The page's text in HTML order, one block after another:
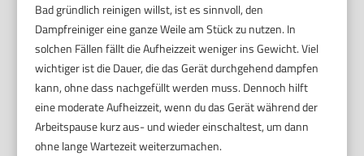
Bad gründlich reinigen willst, ist es sinnvoll, den
Dampfreiniger eine ganze Weile am Stück zu nutzen. In
solchen Fällen fällt die Aufheizzeit weniger ins Gewicht. Viel
wichtiger ist die Dauer, die das Gerät durchgehend dampfen
kann, ohne dass nachgefüllt werden muss. Dennoch hilft
eine moderate Aufheizzeit, wenn du das Gerät während der
Arbeitspause kurz aus- und wieder einschaltest, um dann
ohne lange Wartezeit weiterzumachen.